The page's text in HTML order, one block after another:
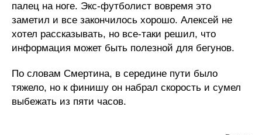
палец на ноге. Экс-футболист вовремя это
заметил и все закончилось хорошо. Алексей не
хотел рассказывать, но все-таки решил, что
информация может быть полезной для бегунов.
По словам Смертина, в середине пути было
тяжело, но к финишу он набрал скорость и сумел
выбежать из пяти часов.